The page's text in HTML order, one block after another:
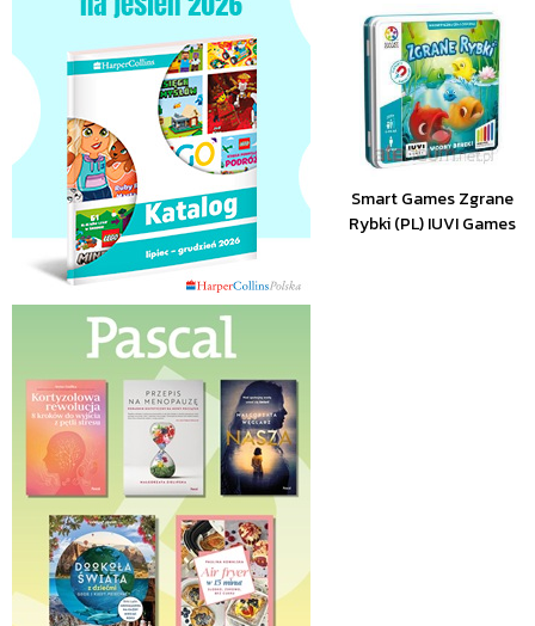
Smart Games Zgrane
Rybki (PL) IUVI Games